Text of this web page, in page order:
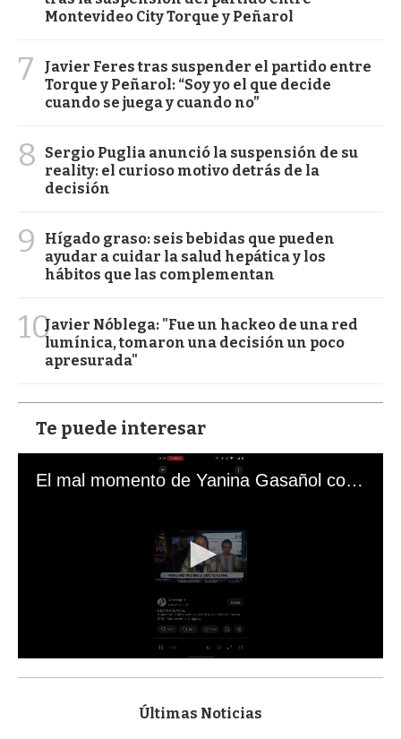
Montevideo City Torque y Peñarol
7
Javier Feres tras suspender el partido entre
Torque y Peñarol: “Soy yo el que decide
cuando se juega y cuando no”
8
Sergio Puglia anunció la suspensión de su
reality: el curioso motivo detrás de la
decisión
9
Hígado graso: seis bebidas que pueden
ayudar a cuidar la salud hepática y los
hábitos que las complementan
10Javier Nóblega: "Fue un hackeo de una red
lumínica, tomaron una decisión un poco
apresurada"
Te puede interesar
El mal momento de Yanina Gasañol con un hincha argentino en "Subrayado"
s
Últimas Noticias